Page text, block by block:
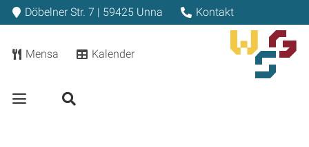
Döbelner Str. 7 | 59425 Unna Kontakt
Mensa Kalender